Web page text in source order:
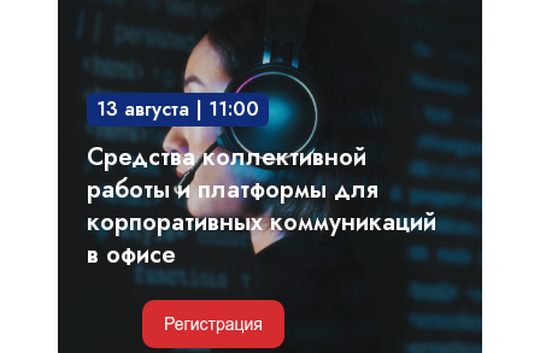
платформы
для
корпоративных
коммуникаций
офисе
13 августа | 11:00
Средства коллективной
работы и платформы для
корпоративных коммуникаций
в офисе